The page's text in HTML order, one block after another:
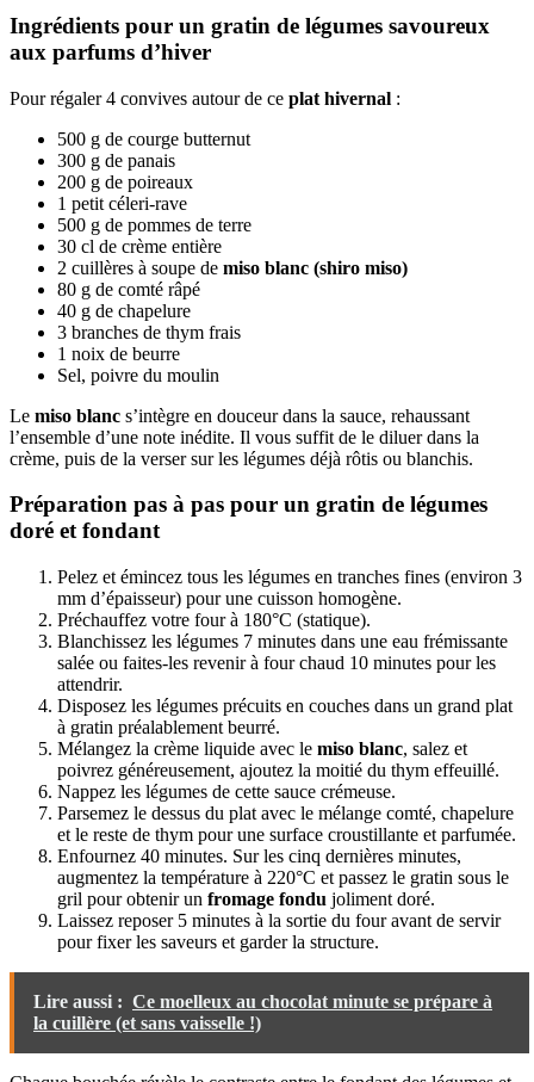
Ingrédients pour un gratin de légumes savoureux
aux parfums d’hiver
Pour régaler 4 convives autour de ce plat hivernal :
500 g de courge butternut
300 g de panais
200 g de poireaux
1 petit céleri-rave
500 g de pommes de terre
30 cl de crème entière
2 cuillères à soupe de miso blanc (shiro miso)
80 g de comté râpé
40 g de chapelure
3 branches de thym frais
1 noix de beurre
Sel, poivre du moulin
Le miso blanc s’intègre en douceur dans la sauce, rehaussant
l’ensemble d’une note inédite. Il vous suffit de le diluer dans la
crème, puis de la verser sur les légumes déjà rôtis ou blanchis.
Préparation pas à pas pour un gratin de légumes
doré et fondant
Pelez et émincez tous les légumes en tranches fines (environ 3
mm d’épaisseur) pour une cuisson homogène.
Préchauffez votre four à 180°C (statique).
Blanchissez les légumes 7 minutes dans une eau frémissante
salée ou faites-les revenir à four chaud 10 minutes pour les
attendrir.
Disposez les légumes précuits en couches dans un grand plat
à gratin préalablement beurré.
Mélangez la crème liquide avec le miso blanc, salez et
poivrez généreusement, ajoutez la moitié du thym effeuillé.
Nappez les légumes de cette sauce crémeuse.
Parsemez le dessus du plat avec le mélange comté, chapelure
et le reste de thym pour une surface croustillante et parfumée.
Enfournez 40 minutes. Sur les cinq dernières minutes,
augmentez la température à 220°C et passez le gratin sous le
gril pour obtenir un fromage fondu joliment doré.
Laissez reposer 5 minutes à la sortie du four avant de servir
pour fixer les saveurs et garder la structure.
Lire aussi : Ce moelleux au chocolat minute se prépare à
la cuillère (et sans vaisselle !)